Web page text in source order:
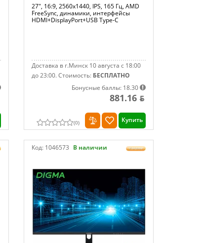
27", 16:9, 2560x1440, IPS, 165 Гц, AMD
FreeSync, динамики, интерфейсы
HDMI+DisplayPort+USB Type-C
Доставка в г.Минск 10 августа с 18:00
до 23:00.Стоимость: БЕСПЛАТНО
Бонусные баллы: 18.30
881.16 ƃ
(0) Купить
Код: 1046573 В наличии